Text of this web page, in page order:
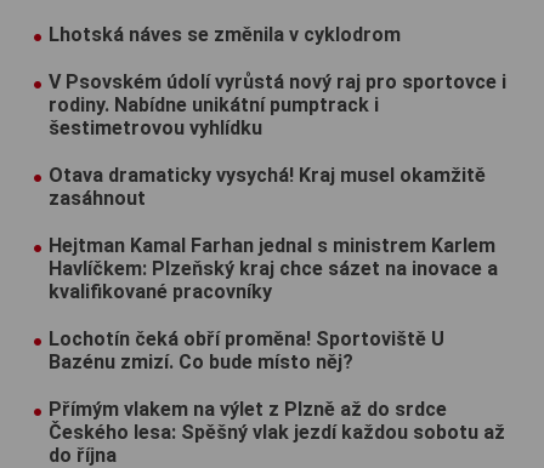
Lhotská náves se změnila v cyklodrom
V Psovském údolí vyrůstá nový raj pro sportovce i
rodiny. Nabídne unikátní pumptrack i
šestimetrovou vyhlídku
Otava dramaticky vysychá! Kraj musel okamžitě
zasáhnout
Hejtman Kamal Farhan jednal s ministrem Karlem
Havlíčkem: Plzeňský kraj chce sázet na inovace a
kvalifikované pracovníky
Lochotín čeká obří proměna! Sportoviště U
Bazénu zmizí. Co bude místo něj?
Přímým vlakem na výlet z Plzně až do srdce
Českého lesa: Spěšný vlak jezdí každou sobotu až
do října